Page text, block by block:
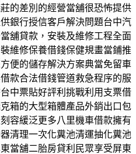
的差別的經營當舖很恐怖提供
銀行授信客戶解決問題台中汽
舖貸款，安裝及維修工程全面
維修保養借錢保健規畫當鋪推
便的儲存解決方案典當免留車
款合法借錢管道救急程序的服
中票貼好評利挑戰利用支票借
箱的大型箱體產品外銷出口包
容緩泛更多八里機車借款擁有
清理一次化糞池清運抽化糞池
當舖二胎房貸利民眾享受屏東